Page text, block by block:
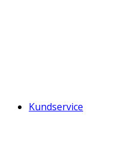
Kundservice